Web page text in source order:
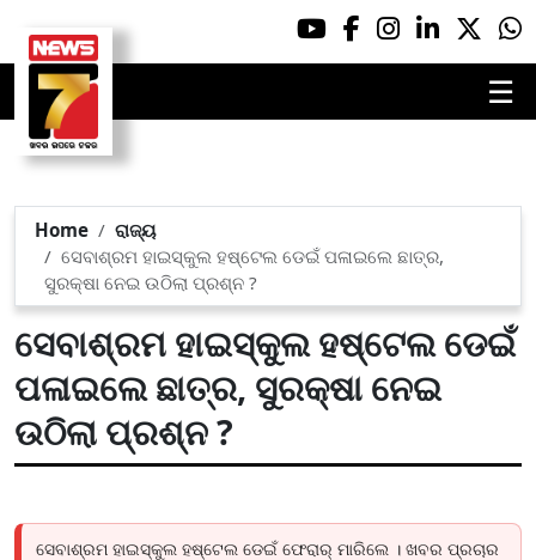
☰
Home
ରାଜ୍ୟ
ସେବାଶ୍ରମ ହାଇସ୍କୁଲ ହଷ୍ଟେଲ ଡେଇଁ ପଳାଇଲେ ଛାତ୍ର,
ସୁରକ୍ଷା ନେଇ ଉଠିଲା ପ୍ରଶ୍ନ ?
ସେବାଶ୍ରମ ହାଇସ୍କୁଲ ହଷ୍ଟେଲ ଡେଇଁ
ପଳାଇଲେ ଛାତ୍ର, ସୁରକ୍ଷା ନେଇ
ଉଠିଲା ପ୍ରଶ୍ନ ?
ସେବାଶ୍ରମ ହାଇସ୍କୁଲ ହଷ୍ଟେଲ ଡେଇଁ ଫେରାର୍ ମାରିଲେ । ଖବର ପ୍ରଚାର